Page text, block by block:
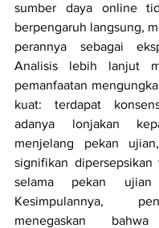
sumber daya online
berpengaruh langsung,
perannya sebagai
Analisis lebih lanjut
pemanfaatan
kuat: terdapat
adanya lonjakan
menjelang pekan
signifikan dipersepsikan
selama pekan ujian
Kesimpulannya,
menegaskan bahwa